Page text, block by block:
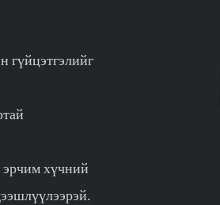
гүйцэтгэлийг
эрчим хүчний